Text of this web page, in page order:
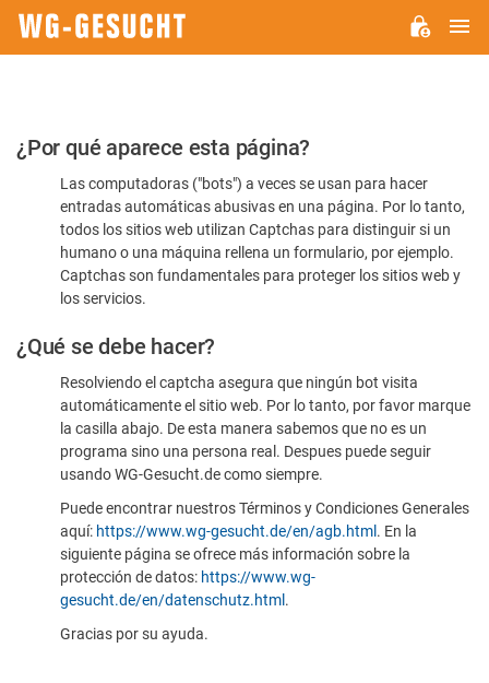
Por
favor,
confirme
humano
¿Por qué aparece esta página?
Las computadoras ("bots") a veces se usan para hacer
entradas automáticas abusivas en una página. Por lo tanto,
todos los sitios web utilizan Captchas para distinguir si un
humano o una máquina rellena un formulario, por ejemplo.
Captchas son fundamentales para proteger los sitios web y
los servicios.
¿Qué se debe hacer?
Resolviendo el captcha asegura que ningún bot visita
automáticamente el sitio web. Por lo tanto, por favor marque
la casilla abajo. De esta manera sabemos que no es un
programa sino una persona real. Despues puede seguir
usando WG-Gesucht.de como siempre.
Puede encontrar nuestros Términos y Condiciones Generales
aquí: https://www.wg-gesucht.de/en/agb.html . En la
siguiente página se ofrece más información sobre la
protección de datos: https://www.wg-
gesucht.de/en/datenschutz.html .
Gracias por su ayuda.